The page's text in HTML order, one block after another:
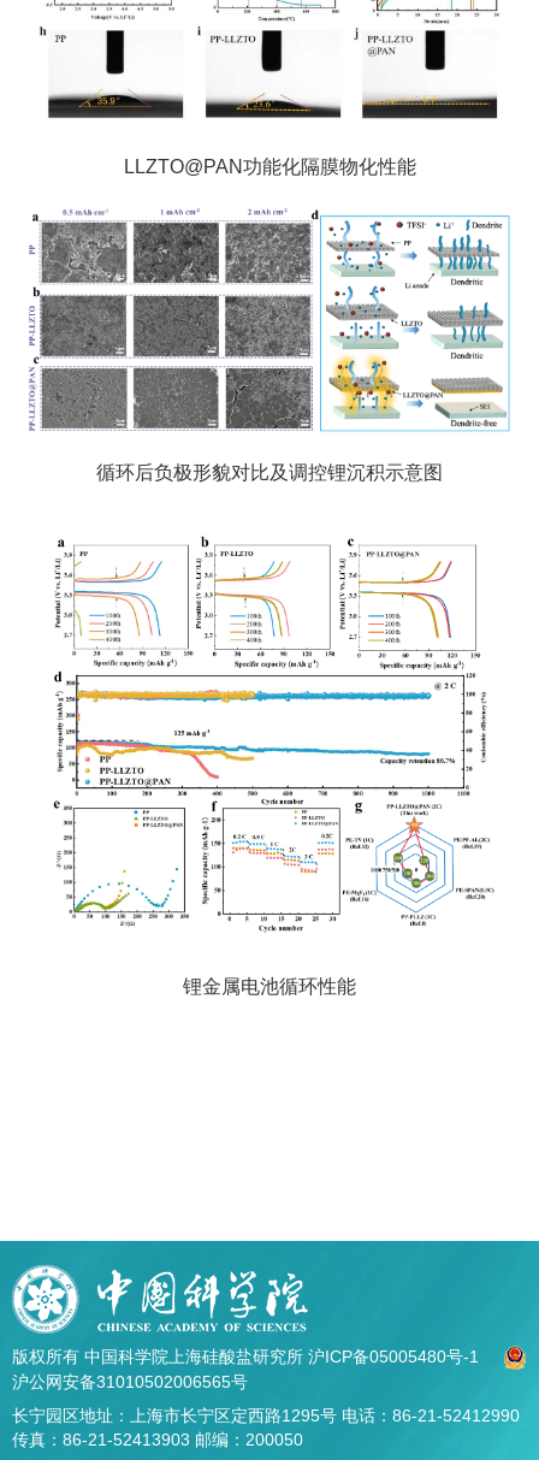
LLZTO@PAN功能化隔膜物化性能
循环后负极形貌对比及调控锂沉积示意图
锂金属电池循环性能
版权所有 中国科学院上海硅酸盐研究所 沪ICP备05005480号-1
沪公网安备31010502006565号
长宁园区地址：上海市长宁区定西路1295号 电话：86-21-52412990
传真：86-21-52413903 邮编：200050